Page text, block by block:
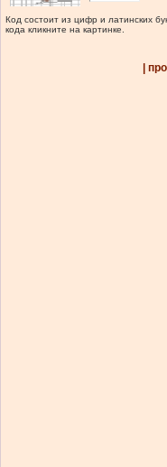
Код состоит из цифр и латинских
кода кликните на картинке.
|